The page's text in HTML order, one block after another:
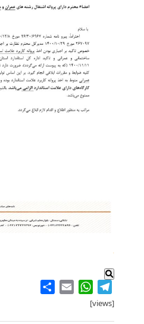
.
Telegram
WhatsApp
Email
[views]